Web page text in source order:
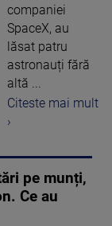
companiei
SpaceX, au
lăsat patru
astronauți fără
altă ...
Citeste mai mult
›
pe munți,
Ce au